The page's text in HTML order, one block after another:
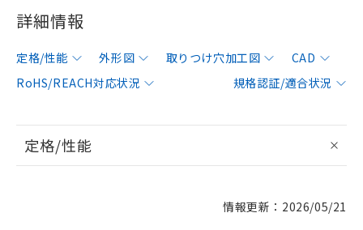
詳細情報
定格/性能 外形図 取りつけ穴加工図
CAD
RoHS/REACH対応状況
規格認証/適合状況
定格/性能
情報更新：2026/05/21